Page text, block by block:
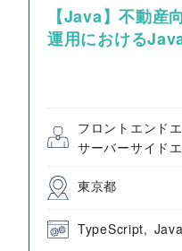
【Java】不動産
運用における
フロントエンド
サーバーサイド
東京都
TypeScript Java